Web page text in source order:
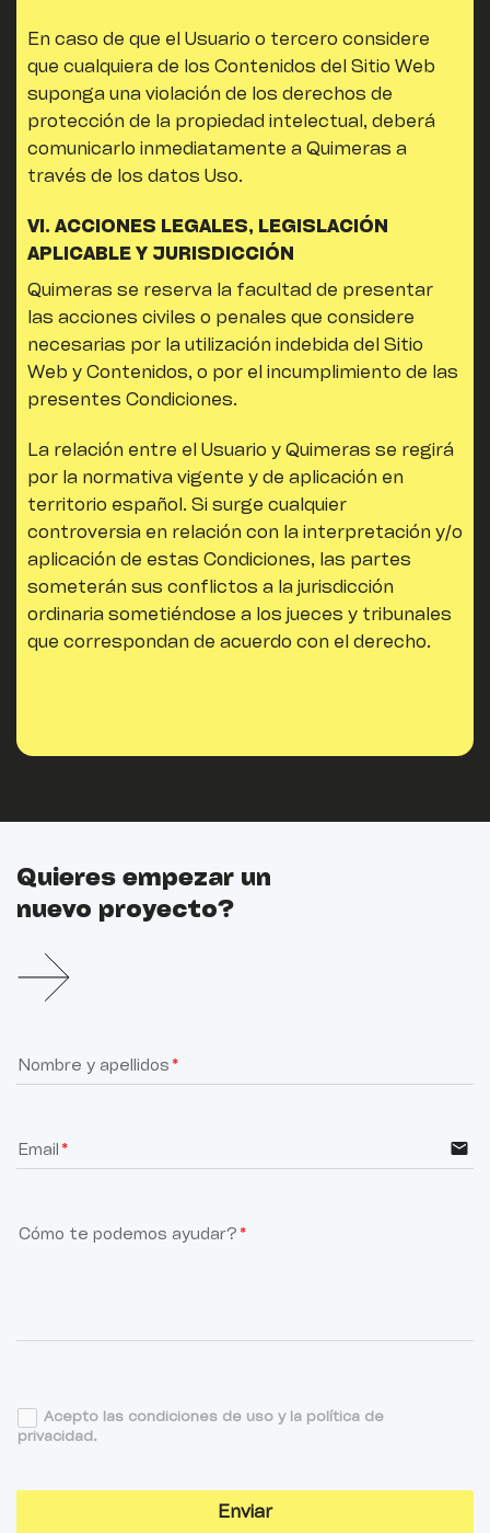
En caso de que el Usuario o tercero considere
que cualquiera de los Contenidos del Sitio Web
suponga una violación de los derechos de
protección de la propiedad intelectual, deberá
comunicarlo inmediatamente a Quimeras a
través de los datos Uso.
VI. ACCIONES LEGALES, LEGISLACIÓN
APLICABLE Y JURISDICCIÓN
Quimeras se reserva la facultad de presentar
las acciones civiles o penales que considere
necesarias por la utilización indebida del Sitio
Web y Contenidos, o por el incumplimiento de las
presentes Condiciones.
La relación entre el Usuario y Quimeras se regirá
por la normativa vigente y de aplicación en
territorio español. Si surge cualquier
controversia en relación con la interpretación y/o
aplicación de estas Condiciones, las partes
someterán sus conflictos a la jurisdicción
ordinaria sometiéndose a los jueces y tribunales
que correspondan de acuerdo con el derecho.
Quieres empezar un
nuevo proyecto?
Nombre y apellidos
Email email
Cómo te podemos ayudar?
Acepto las condiciones de uso y la política de
privacidad.
Enviar